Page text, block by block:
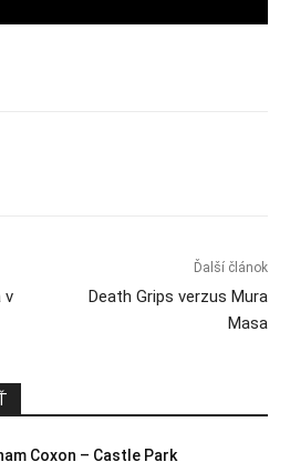
v
Ďalší článok
Death Grips verzus Mura
Masa
Coxon – Castle Park